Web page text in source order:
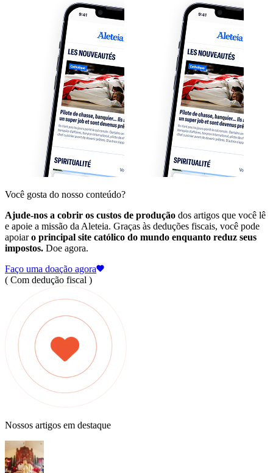
Você gosta do nosso conteúdo?
Ajude-nos a cobrir os custos de produção dos artigos que você lê
e apoie a missão da Aleteia. Graças às deduções fiscais, você pode
apoiaro principal site católico do mundo enquanto reduz seus
impostos. Doe agora.
Faço uma doação agora
( Com dedução fiscal )
Nossos artigos em destaque